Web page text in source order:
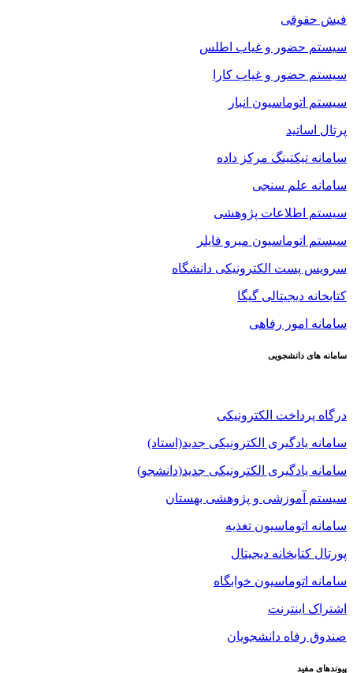
فیش حقوقی
سیستم حضور و غیاب اطلس
سیستم حضور و غیاب کارا
سیستم اتوماسیون انبار
پرتال اساتید
سامانه تیکتینگ مرکز داده
سامانه علم سنجی
سیستم اطلاعات پژوهشی
سیستم اتوماسیون میرو فایلر
سرویس پست الکترونیکی دانشگاه
کتابخانه دیجیتالی گیگا
سامانه امور رفاهی
سامانه های دانشجویی
درگاه پرداخت الکترونیکی
سامانه یادگیری الکترونیکی جدید(استاد)
سامانه یادگیری الکترونیکی جدید(دانشجو)
سیستم آموزشی و پژوهشی بهستان
سامانه اتوماسیون تغذیه
پورتال کتابخانه دیجیتال
سامانه اتوماسیون خوابگاه
اشتراک اینترنت
صندوق رفاه دانشجویان
پیوندهای مفید